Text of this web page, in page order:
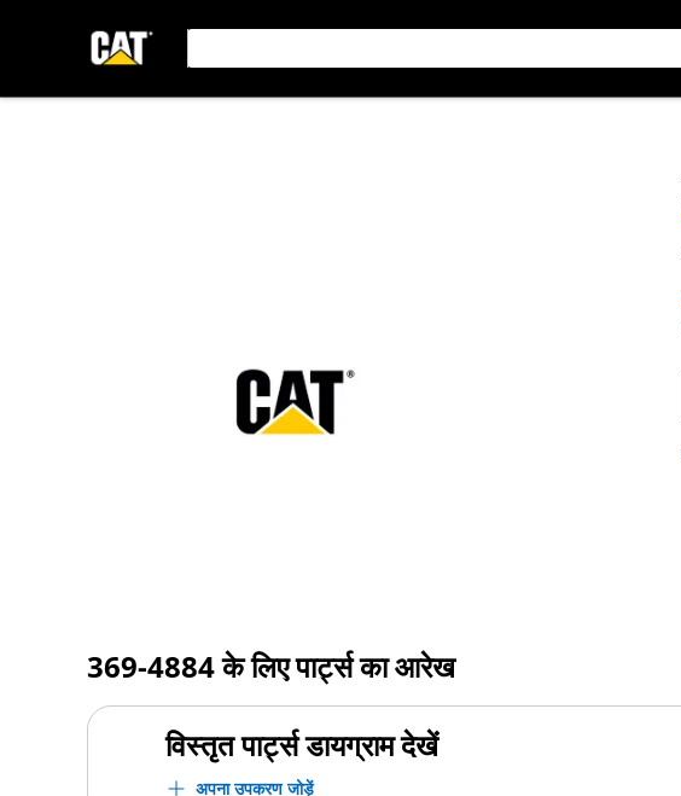
369-4884के लिए पार्ट्स का आरेख
विस्तृत पार्ट्स डायग्राम देखें
अपना उपकरण जोड़ें